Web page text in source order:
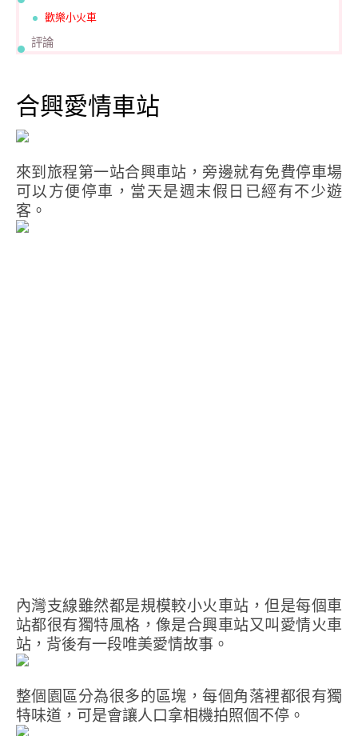
歡樂小火車
評論
合興愛情車站
來到旅程第一站合興車站，旁邊就有免費停車場
可以方便停車，當天是週末假日已經有不少遊
客。
內灣支線雖然都是規模較小火車站，但是每個車
站都很有獨特風格，像是合興車站又叫愛情火車
站，背後有一段唯美愛情故事。
整個園區分為很多的區塊，每個角落裡都很有獨
特味道，可是會讓人口拿相機拍照個不停。